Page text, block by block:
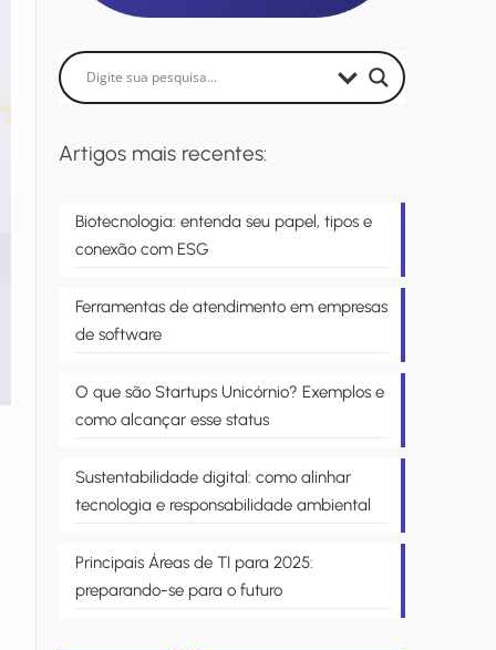
Artigos mais recentes:
Biotecnologia: entenda seu papel, tipos e
conexão com ESG
Ferramentas de atendimento em empresas
de software
O que são Startups Unicórnio? Exemplos e
como alcançar esse status
Sustentabilidade digital: como alinhar
tecnologia e responsabilidade ambiental
Principais Áreas de TI para 2025:
preparando-se para o futuro